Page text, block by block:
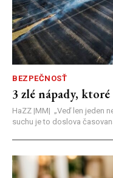
BEZPEČNOSŤ
3 zlé nápady,
HaZZ |MM| ​„Veď len jeden
suchu je to doslova